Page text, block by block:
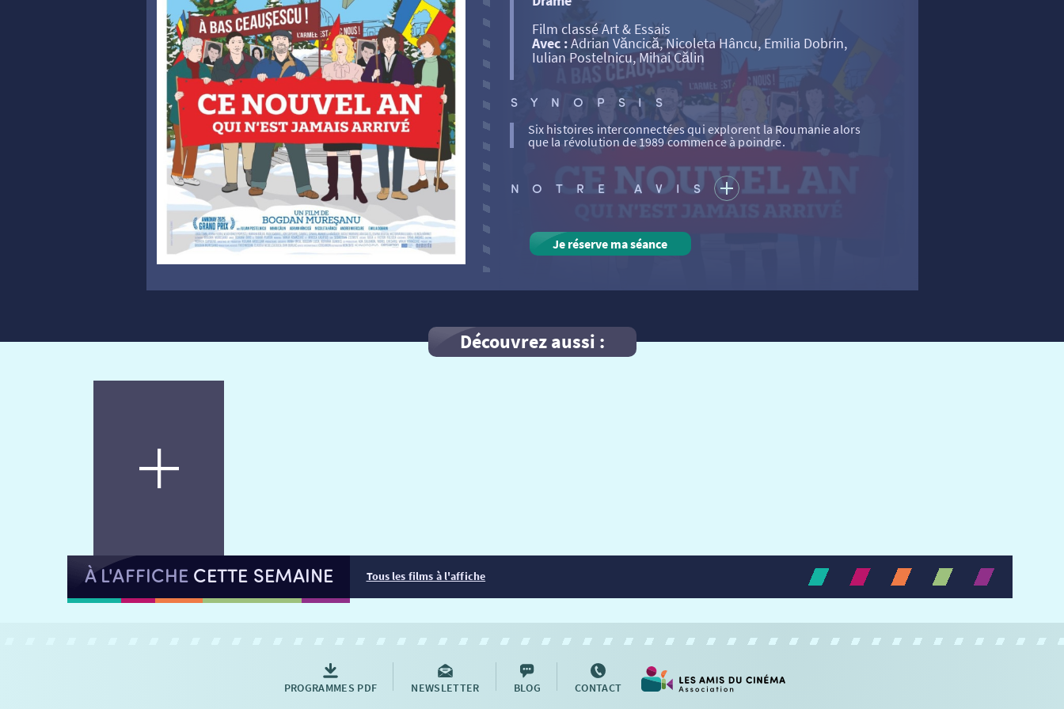
Film classé Art & Essais
Avec :Adrian Văncică, Nicoleta Hâncu, Emilia Dobrin,
Iulian Postelnicu, Mihai Călin
SYNOPSIS
Six histoires interconnectées qui explorent la Roumanie alors
que la révolution de 1989 commence à poindre.
NOTRE AVIS
Je réserve ma séance
Découvrez aussi :
À L'AFFICHE CETTE SEMAINE Tous les films à l'affiche
PROGRAMMES PDF NEWSLETTER BLOG CONTACT